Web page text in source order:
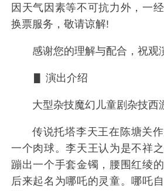
因天气因素等不可抗力外，一
换票服务，敬请谅解!
感谢您的理解与配合，祝观
▋ 演出介绍
大型杂技魔幻儿童剧杂技西
传说托塔李天王在陈塘关
一个肉球。李天王认为是不祥
蹦出一个手套金镯，腰围红绫
后来起名为哪吒的灵童。哪吒